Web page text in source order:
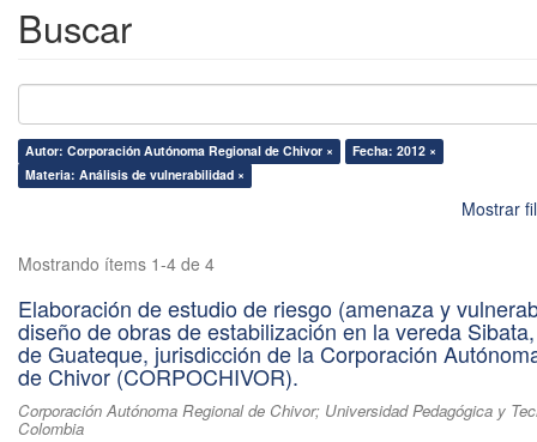
Buscar
Autor: Corporación Autónoma Regional de Chivor ×
Fecha: 2012 ×
Materia: Análisis de vulnerabilidad ×
Mostrar
Mostrando ítems 1-4 de 4
Elaboración de estudio de riesgo (amenaza y
diseño de obras de estabilización en la vereda
de Guateque, jurisdicción de la Corporación
de Chivor (CORPOCHIVOR).
Corporación Autónoma Regional de Chivor; Universidad Pedagógica y
Colombia